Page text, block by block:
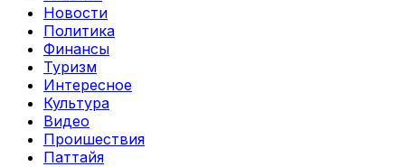
Новости
Политика
Финансы
Туризм
Интересное
Культура
Видео
Проишествия
Паттайя